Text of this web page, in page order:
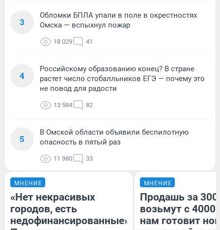
3
Обломки БПЛА упали в поле в окрестностях
Омска — вспыхнул пожар
18 029 41
4
Российскому образованию конец? В стране
растет число стобалльников ЕГЭ — почему это
не повод для радости
13 584 82
5
В Омской области объявили беспилотную
опасность в пятый раз
11 980 33
МНЕНИЕ
«Нет некрасивых
городов, есть
недофинансированные».
МНЕНИЕ
Продашь за
возьмут с
нам готовит